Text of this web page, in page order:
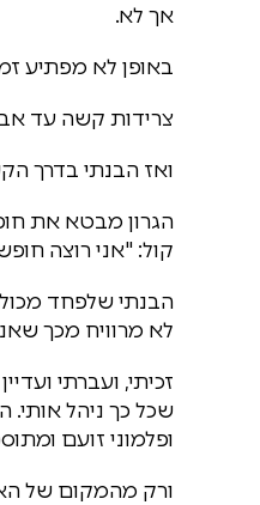
אך לא.
באופן לא מפתיע
צרידות קשה עד
ואז הבנתי בדרך
​הגרון מבטא את
קול: "אני רוצה
הבנתי שלפחד
לא מרוויח מכך
זכיתי, ועברתי
שכל כך ניהל אותי.
ופלמוני זועם
ורק מהמקום של